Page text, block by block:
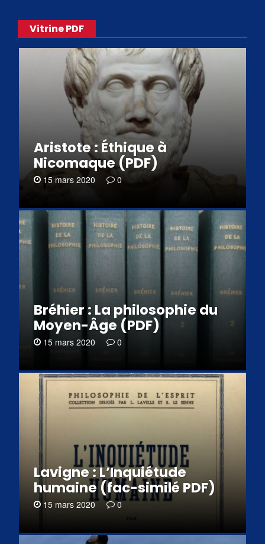
Vitrine PDF
Aristote : Éthique à
Nicomaque (PDF)
15 mars 2020 0
Bréhier : La philosophie du
Moyen-Âge (PDF)
15 mars 2020 0
Lavigne : L’Inquiétude
humaine (fac-similé PDF)
15 mars 2020 0